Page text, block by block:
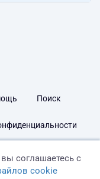
Поиск
соглашаетесь с
cookie